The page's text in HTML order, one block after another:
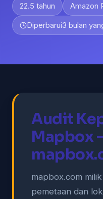
22.5 tahun Amazon
Diperbarui3 bulan
Audit
Mapbox
mapbox.com
pemetaan dan